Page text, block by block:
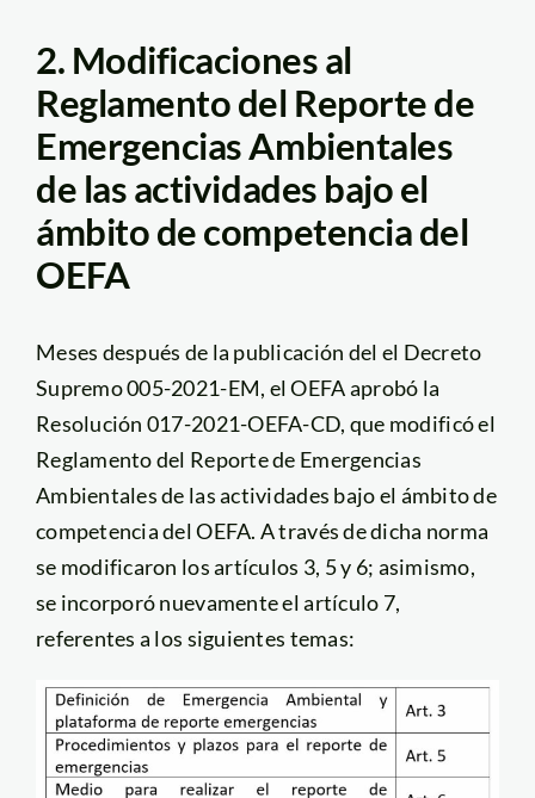
2. Modificaciones al
Reglamento del Reporte de
Emergencias Ambientales
de las actividades bajo el
ámbito de competencia del
OEFA
Meses después de la publicación del el Decreto
Supremo 005-2021-EM, el OEFA aprobó la
Resolución 017-2021-OEFA-CD, que modificó el
Reglamento del Reporte de Emergencias
Ambientales de las actividades bajo el ámbito de
competencia del OEFA. A través de dicha norma
se modificaron los artículos 3, 5 y 6; asimismo,
se incorporó nuevamente el artículo 7,
referentes a los siguientes temas: